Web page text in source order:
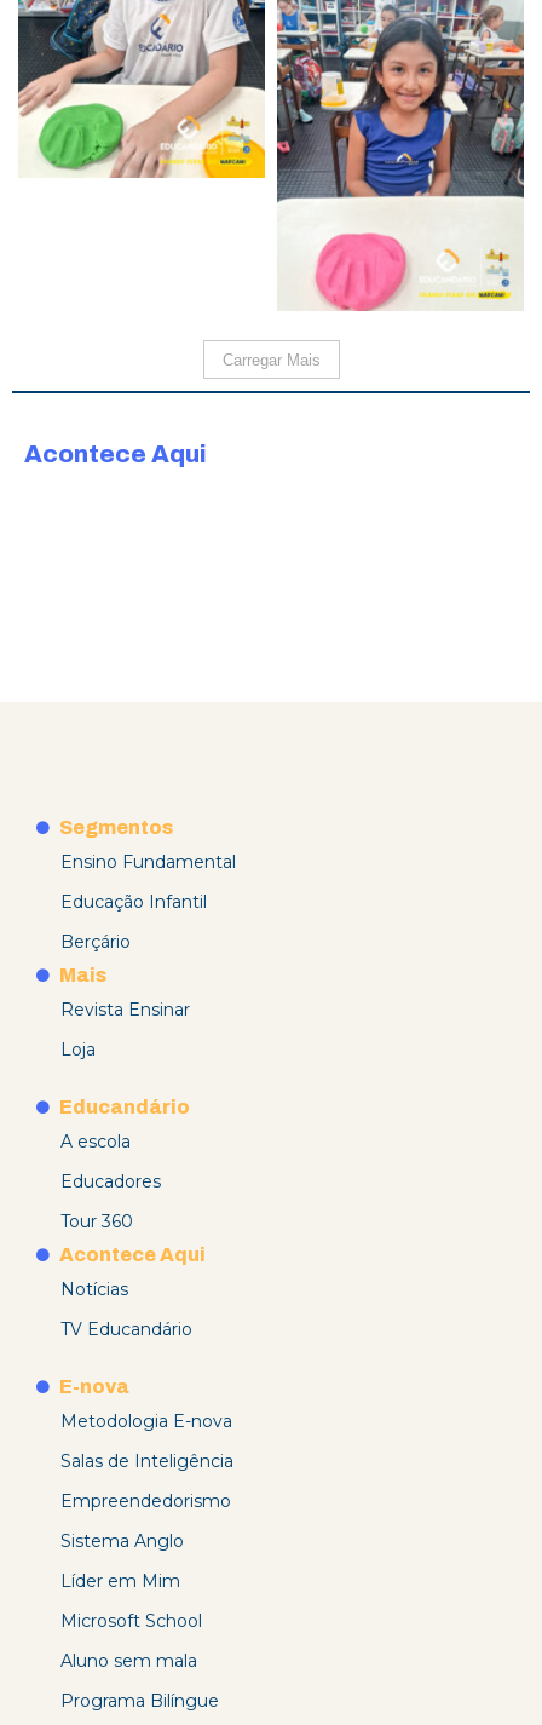
Carregar Mais
Acontece Aqui
Segmentos
Ensino Fundamental
Educação Infantil
Berçário
Mais
Revista Ensinar
Loja
Educandário
A escola
Educadores
Tour 360
Acontece Aqui
Notícias
TV Educandário
E-nova
Metodologia E-nova
Salas de Inteligência
Empreendedorismo
Sistema Anglo
Líder em Mim
Microsoft School
Aluno sem mala
Programa Bilíngue